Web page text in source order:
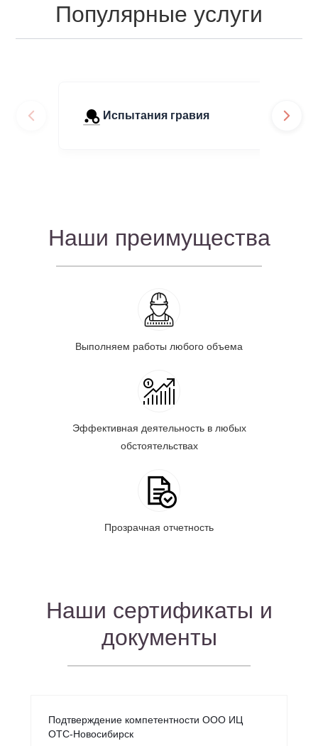
Популярные услуги
Испытания гравия
Наши преимущества
Выполняем работы любого объема
Эффективная деятельность в любых
обстоятельствах
Прозрачная отчетность
Наши сертификаты и
документы
Подтверждение компетентности ООО ИЦ
ОТС-Новосибирск